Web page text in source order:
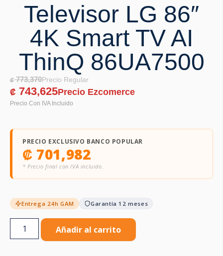
Televisor LG 86″
4K Smart TV AI
ThinQ 86UA7500
₡773,370
₡ 743,625
PRECIO EXCLUSIVO BANCO POPULAR
₡ 701,982
* Precio final con IVA incluido.
Entrega 24h GAM Garantía 12 meses
Añadir al carrito